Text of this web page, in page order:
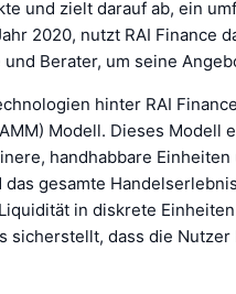
und zielt darauf ab, ein
2020, nutzt RAI Finance
und Berater, um seine
hinter RAI
Modell. Dieses Modell
handhabbare
gesamte
in diskrete
sicherstellt, dass die